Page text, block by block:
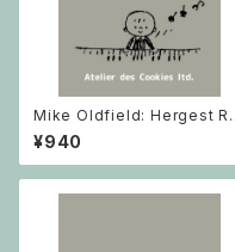
Mike Oldfield: Hergest
ge / ピアノ
¥940